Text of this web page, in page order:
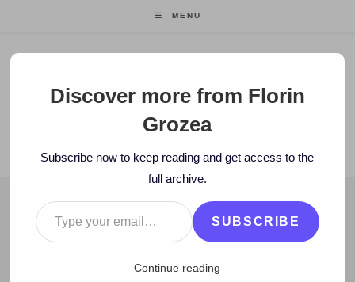
MENU
Florin Grozea
ENTREPRENEUR. FOUNDER/CEO MOCAPP.
BLOG
2007 > March > 14 > Povestile melodiilor > Povestea “Razna”
Discover more from Florin
Grozea
Subscribe now to keep reading and get access to the
full archive.
Type your email…
SUBSCRIBE
Continue reading